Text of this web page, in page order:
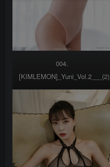
004.
[KIMLEMON]_Yuni_Vol.2___(2)